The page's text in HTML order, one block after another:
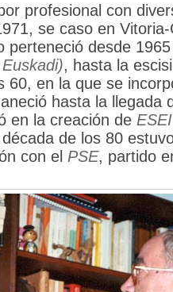
profesional con
se caso en
perteneció desde
, hasta la
60, en la que se
hasta la llegada
en la creación de
de los 80
con el PSE, partido